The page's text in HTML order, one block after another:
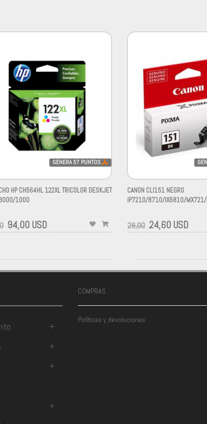
GENERA57 PUNTOS
HP CH564HL 122XL TRICOLOR DESKJET
1000
94,00 USD
CANON CLI151 NEGRO
IP7210/8710/IX6810/
28,00 24,60 USD
+
+
+
+
COMPRAS
Políticas y devoluciones